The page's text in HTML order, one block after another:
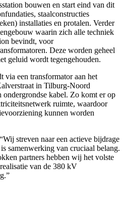
bouwen en start eind van dit
staalconstructies
installaties en protalen. Verder
waarin zich alle techniek
bevindt, voor
Deze worden geheel
geluid wordt tegengehouden.
via een transformator aan het
in Tilburg-Noord
ondergrondse kabel. Zo komt er op
ruimte, waardoor
kunnen worden
streven naar een actieve bijdrage
samenwerking van cruciaal belang.
partners hebben wij het volste
van de 380 kV